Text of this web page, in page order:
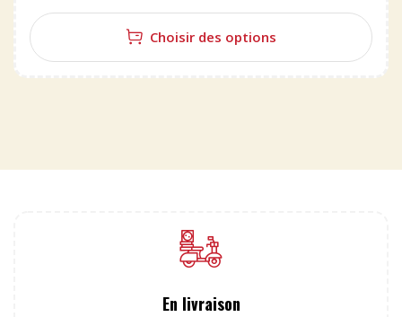
Choisir des options
En livraison